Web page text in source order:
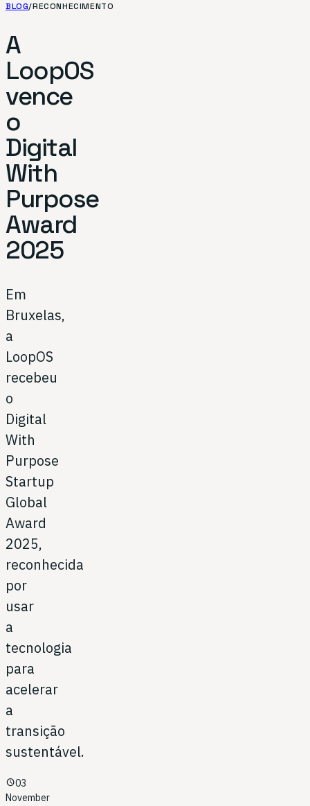
BLOG/RECONHECIMENTO
A
LoopOS
vence
o
Digital
With
Purpose
Award
2025
Em
Bruxelas,
a
LoopOS
recebeu
o
Digital
With
Purpose
Startup
Global
Award
2025,
reconhecida
por
usar
a
tecnologia
para
acelerar
a
transição
sustentável.
schedule03
November